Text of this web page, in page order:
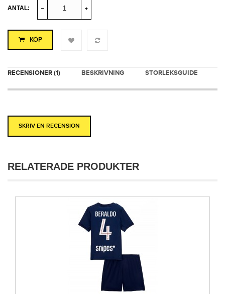
ANTAL:
KÖP
RECENSIONER (1) BESKRIVNING STORLEKSGUIDE
SKRIV EN RECENSION
RELATERADE PRODUKTER